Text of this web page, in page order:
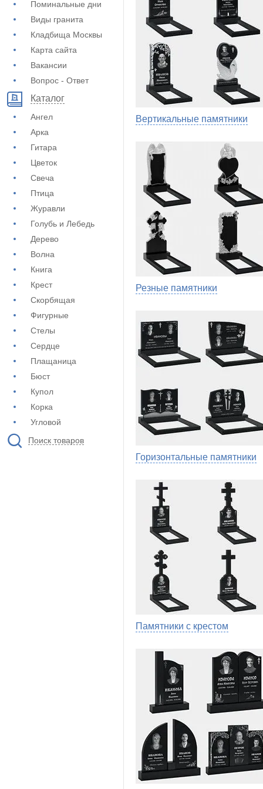
Поминальные дни
Виды гранита
Кладбища Москвы
Карта сайта
Вакансии
Вопрос - Ответ
Каталог
Ангел
Арка
Гитара
Цветок
Свеча
Птица
Журавли
Голубь и Лебедь
Дерево
Волна
Книга
Крест
Скорбящая
Фигурные
Стелы
Сердце
Плащаница
Бюст
Купол
Корка
Угловой
Поиск товаров
Вертикальные памятники
Резные памятники
Горизонтальные памятники
Памятники с крестом